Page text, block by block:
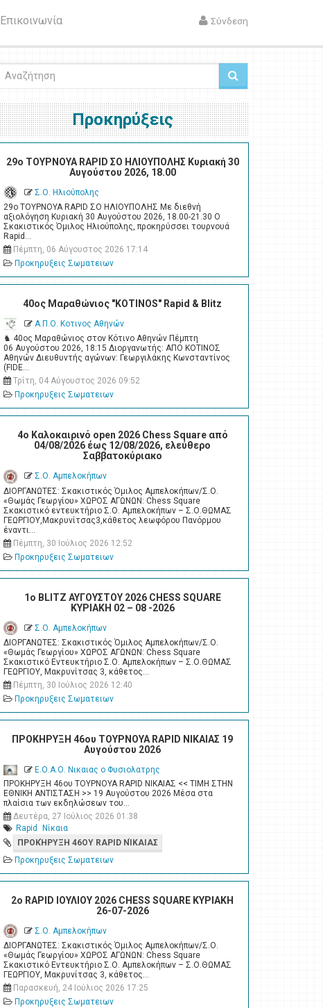
Επικοινωνία Σύνδεση
Προκηρύξεις
29ο ΤΟΥΡΝΟΥΑ RAPID ΣΟ ΗΛΙΟΥΠΟΛΗΣ Κυριακή 30
Αυγούστου 2026, 18.00
Σ.Ο. Ηλιούπολης
29ο ΤΟΥΡΝΟΥΑ RAPID ΣΟ ΗΛΙΟΥΠΟΛΗΣ Με διεθνή
αξιολόγηση Κυριακή 30 Αυγούστου 2026, 18.00-21.30 Ο
Σκακιστικός Όμιλος Ηλιούπολης, προκηρύσσει τουρνουά
Rapid…
Πέμπτη, 06 Αύγουστος 2026 17:14
Προκηρυξεις Σωματειων
40ος Μαραθώνιος "KOTINOS" Rapid & Blitz
Α.Π.Ο. Κοτινος Αθηνών
♞ 40ος Μαραθώνιος στον Κότινο Αθηνών Πέμπτη
06 Αυγούστου 2026, 18:15 Διοργανωτής: ΑΠΟ ΚΟΤΙΝΟΣ
Αθηνών Διευθυντής αγώνων: Γεωργιλάκης Κωνσταντίνος
(FIDE…
Τρίτη, 04 Αύγουστος 2026 09:52
Προκηρυξεις Σωματειων
4o Καλοκαιρινό open 2026 Chess Square από
04/08/2026 έως 12/08/2026, ελεύθερο
Σαββατοκύριακο
Σ.Ο. Αμπελοκήπων
ΔΙΟΡΓΑΝΩΤΕΣ: Σκακιστικός Όμιλος Αμπελοκήπων/Σ.Ο.
«Θωμάς Γεωργίου» ΧΩΡΟΣ ΑΓΩΝΩΝ: Chess Square
Σκακιστικό εντευκτήριο Σ.Ο. Αμπελοκήπων – Σ.Ο.ΘΩΜΑΣ
ΓΕΩΡΓΙΟΥ,Μακρυνίτσας3,κάθετος λεωφόρου Πανόρμου
έναντι…
Πέμπτη, 30 Ιούλιος 2026 12:52
Προκηρυξεις Σωματειων
1ο BLITZ ΑΥΓΟΥΣΤΟΥ 2026 CHESS SQUARE
ΚΥΡΙΑΚΗ 02 – 08 -2026
Σ.Ο. Αμπελοκήπων
ΔΙΟΡΓΑΝΩΤΕΣ: Σκακιστικός Όμιλος Αμπελοκήπων/Σ.Ο.
«Θωμάς Γεωργίου» ΧΩΡΟΣ ΑΓΩΝΩΝ: Chess Square
Σκακιστικό Εντευκτήριο Σ.Ο. Αμπελοκήπων – Σ.Ο.ΘΩΜΑΣ
ΓΕΩΡΓΙΟΥ, Μακρυνίτσας 3, κάθετος…
Πέμπτη, 30 Ιούλιος 2026 12:40
Προκηρυξεις Σωματειων
ΠΡΟΚΗΡΥΞΗ 46ου ΤΟΥΡΝΟΥΑ RAPID ΝΙΚΑΙΑΣ 19
Αυγούστου 2026
Ε.Ο.Α.Ο. Νικαιας ο Φυσιολατρης
ΠΡΟΚΗΡΥΞΗ 46ου ΤΟΥΡΝΟΥΑ RAPID ΝΙΚΑΙΑΣ << ΤΙΜΗ ΣΤΗΝ
ΕΘΝΙΚΗ ΑΝΤΙΣΤΑΣΗ >> 19 Αυγούστου 2026 Μέσα στα
πλαίσια των εκδηλώσεων του…
Δευτέρα, 27 Ιούλιος 2026 01:38
Rapid
Νίκαια
ΠΡΟΚΉΡΥΞΗ 46ΟΥ RAPID ΝΊΚΑΙΑΣ
Προκηρυξεις Σωματειων
2o RAPID ΙΟΥΛΙΟΥ 2026 CHESS SQUARE ΚΥΡΙΑΚΗ
26-07-2026
Σ.Ο. Αμπελοκήπων
ΔΙΟΡΓΑΝΩΤΕΣ: Σκακιστικός Όμιλος Αμπελοκήπων/Σ.Ο.
«Θωμάς Γεωργίου» ΧΩΡΟΣ ΑΓΩΝΩΝ: Chess Square
Σκακιστικό Εντευκτήριο Σ.Ο. Αμπελοκήπων – Σ.Ο.ΘΩΜΑΣ
ΓΕΩΡΓΙΟΥ, Μακρυνίτσας 3, κάθετος…
Παρασκευή, 24 Ιούλιος 2026 17:25
Προκηρυξεις Σωματειων